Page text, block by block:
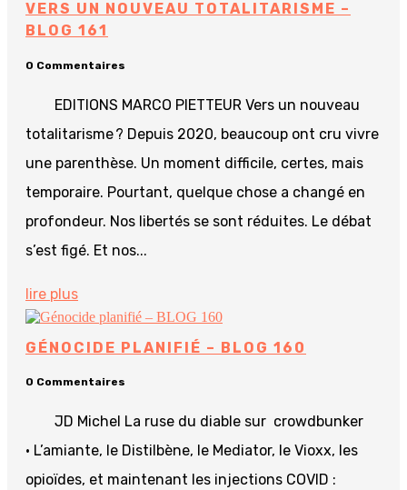
VERS UN NOUVEAU TOTALITARISME –
BLOG 161
0 Commentaires
EDITIONS MARCO PIETTEUR Vers un nouveau
totalitarisme ? Depuis 2020, beaucoup ont cru vivre
une parenthèse. Un moment difficile, certes, mais
temporaire. Pourtant, quelque chose a changé en
profondeur. Nos libertés se sont réduites. Le débat
s’est figé. Et nos...
lire plus
GÉNOCIDE PLANIFIÉ – BLOG 160
0 Commentaires
JD Michel La ruse du diable sur crowdbunker
• L’amiante, le Distilbène, le Mediator, le Vioxx, les
opioïdes, et maintenant les injections COVID :